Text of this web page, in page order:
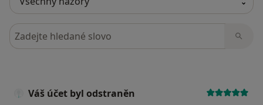
Hledejte v názorech
Váš účet byl odstraněn